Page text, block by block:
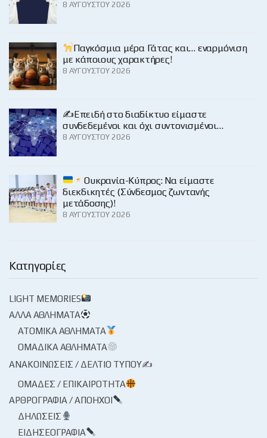
8 ΑΥΓΟΎΣΤΟΥ 2026
Παγκόσμια μέρα Γάτας και… εναρμόνιση
με κάποιους χαρακτήρες!
8 ΑΥΓΟΎΣΤΟΥ 2026
✍️Επειδή στο διαδίκτυο είμαστε
συνδεδεμένοι και όχι συντονισμένοι…
8 ΑΥΓΟΎΣΤΟΥ 2026
Ουκρανία-Κύπρος: Να είμαστε
διεκδικητές (Σύνδεσμος ζωντανής
μετάδοσης)!
8 ΑΥΓΟΎΣΤΟΥ 2026
Κατηγορίες
LIGHT MEMORIES
ΆΛΛΑ ΑΘΛΉΜΑΤΑ
ΑΤΟΜΙΚΆ ΑΘΛΉΜΑΤΑ
ΟΜΑΔΙΚΆ ΑΘΛΉΜΑΤΑ
ΑΝΑΚΟΙΝΏΣΕΙΣ / ΔΕΛΤΊΟ ΤΎΠΟΥ✍
ΟΜΆΔΕΣ / ΕΠΙΚΑΙΡΌΤΗΤΑ
ΑΡΘΡΟΓΡΑΦΊΑ / ΑΠΌΗΧΟΙ
ΔΗΛΏΣΕΙΣ
ΕΙΔΗΣΕΟΓΡΑΦΊΑ